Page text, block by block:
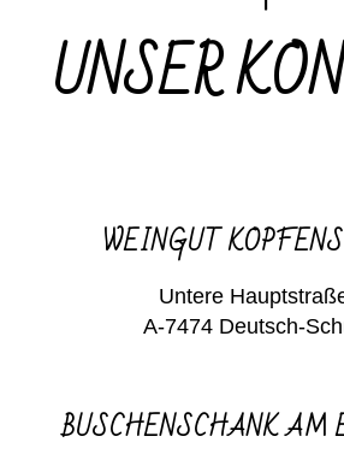
UNSER
WEINGUT
Untere
A-7474 Deutsch-
BUSCHENSCHANK AM